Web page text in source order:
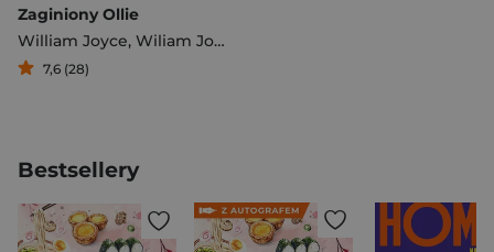
Zaginiony Ollie
William Joyce, Wiliam Joyce
7,6 (28)
Bestsellery